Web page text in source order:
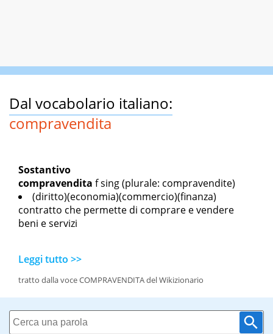
Dal vocabolario italiano:
compravendita
Sostantivo
compravendita f sing(plurale: compravendite)
(diritto)(economia)(commercio)(finanza)
contratto che permette di comprare e vendere
beni e servizi
Leggi tutto >>
tratto dalla voce COMPRAVENDITA del Wikizionario